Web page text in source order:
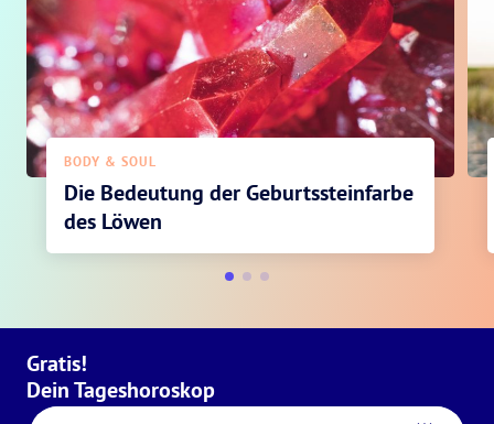
BODY & SOUL
Die Bedeutung der Geburtssteinfarbe
des Löwen
Gratis!
Dein Tageshoroskop